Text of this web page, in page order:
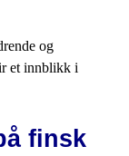
og
et innblikk i
finsk